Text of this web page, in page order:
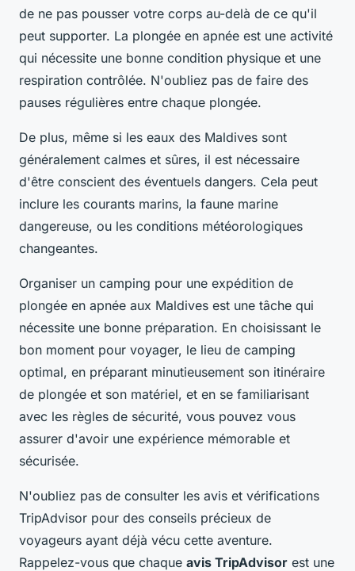
de ne pas pousser votre corps au-delà de ce qu'il
peut supporter. La plongée en apnée est une activité
qui nécessite une bonne condition physique et une
respiration contrôlée. N'oubliez pas de faire des
pauses régulières entre chaque plongée.
De plus, même si les eaux des Maldives sont
généralement calmes et sûres, il est nécessaire
d'être conscient des éventuels dangers. Cela peut
inclure les courants marins, la faune marine
dangereuse, ou les conditions météorologiques
changeantes.
Organiser un camping pour une expédition de
plongée en apnée aux Maldives est une tâche qui
nécessite une bonne préparation. En choisissant le
bon moment pour voyager, le lieu de camping
optimal, en préparant minutieusement son itinéraire
de plongée et son matériel, et en se familiarisant
avec les règles de sécurité, vous pouvez vous
assurer d'avoir une expérience mémorable et
sécurisée.
N'oubliez pas de consulter les avis et vérifications
TripAdvisor pour des conseils précieux de
voyageurs ayant déjà vécu cette aventure.
Rappelez-vous que chaque avis TripAdvisor est une